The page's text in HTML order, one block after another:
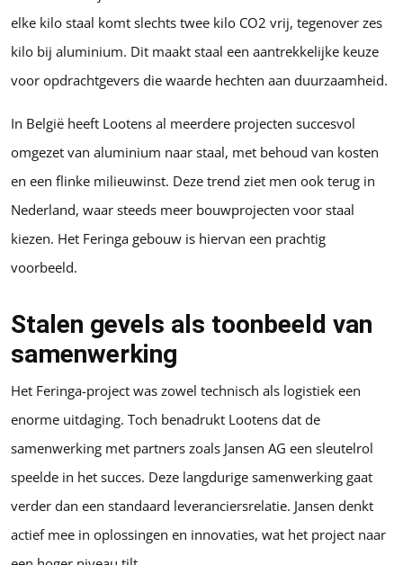
elke kilo staal komt slechts twee kilo CO2 vrij, tegenover zes
kilo bij aluminium. Dit maakt staal een aantrekkelijke keuze
voor opdrachtgevers die waarde hechten aan duurzaamheid.
In België heeft Lootens al meerdere projecten succesvol
omgezet van aluminium naar staal, met behoud van kosten
en een flinke milieuwinst. Deze trend ziet men ook terug in
Nederland, waar steeds meer bouwprojecten voor staal
kiezen. Het Feringa gebouw is hiervan een prachtig
voorbeeld.
Stalen gevels als toonbeeld van
samenwerking
Het Feringa-project was zowel technisch als logistiek een
enorme uitdaging. Toch benadrukt Lootens dat de
samenwerking met partners zoals Jansen AG een sleutelrol
speelde in het succes. Deze langdurige samenwerking gaat
verder dan een standaard leveranciersrelatie. Jansen denkt
actief mee in oplossingen en innovaties, wat het project naar